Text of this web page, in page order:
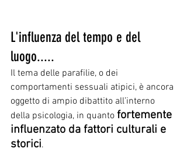
L'influenza del tempo e del
luogo.....
Il tema delle parafilie, o dei
comportamenti sessuali atipici, è ancora
oggetto di ampio dibattito all’interno
della psicologia, in quanto fortemente
influenzato da fattori culturali e
storici.